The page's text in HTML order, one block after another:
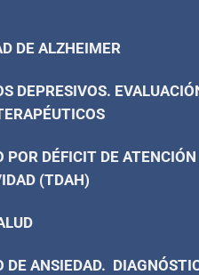
DE ALZHEIMER
DEPRESIVOS.
POR DÉFICIT DE ATENCIÓN
(TDAH)
DE ANSIEDAD.